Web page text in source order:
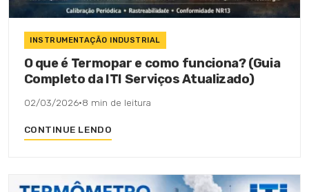
INSTRUMENTAÇÃO INDUSTRIAL
O que é Termopar e como funciona? (Guia
Completo da ITI Serviços Atualizado)
02/03/2026·8 min de leitura
CONTINUE LENDO